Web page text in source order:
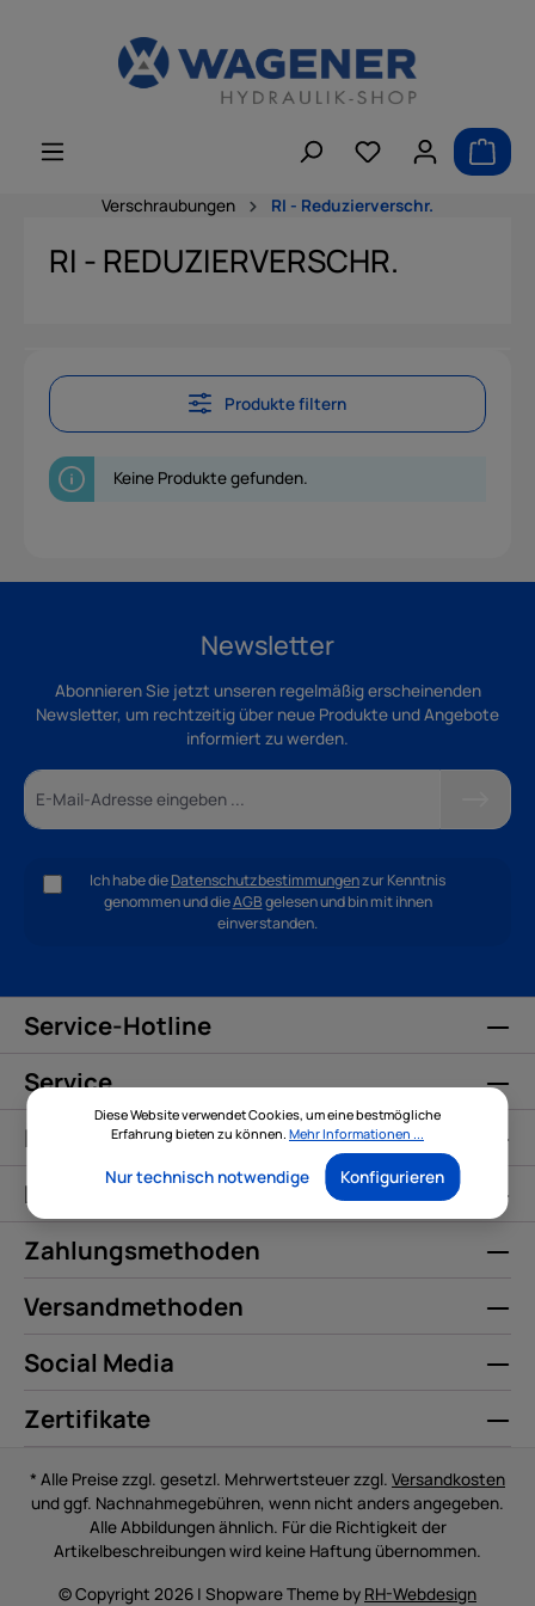
Verschraubungen RI - Reduzierverschr.
RI - REDUZIERVERSCHR.
Produkte filtern
Keine Produkte gefunden.
Newsletter
Abonnieren Sie jetzt unseren regelmäßig erscheinenden
Newsletter, um rechtzeitig über neue Produkte und Angebote
informiert zu werden.
Ich habe dieDatenschutzbestimmungenzur Kenntnis
genommen und dieAGBgelesen und bin mit ihnen
einverstanden.
Service-Hotline
Service
Informationen
Kontakt
Zahlungsmethoden
Versandmethoden
Social Media
Zertifikate
* Alle Preise zzgl. gesetzl. Mehrwertsteuer zzgl. Versandkosten
und ggf. Nachnahmegebühren, wenn nicht anders angegeben.
Alle Abbildungen ähnlich. Für die Richtigkeit der
Artikelbeschreibungen wird keine Haftung übernommen.
© Copyright 2026 | Shopware Theme by RH-Webdesign
Diese Website verwendet Cookies, um eine bestmögliche
Erfahrung bieten zu können. Mehr Informationen ...
Nur technisch notwendige Konfigurieren